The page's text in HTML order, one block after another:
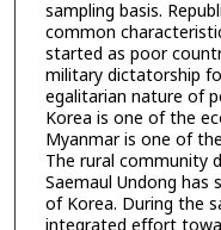
sampling basis.
common
started as poor
military dictatorship
egalitarian nature of
Korea is one of the
Myanmar is one of
The rural community
Saemaul Undong has
of Korea. During the